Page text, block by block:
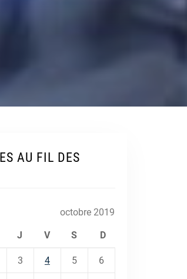
AU FIL DES
octobre 2019
J V S D
3 4 5 6